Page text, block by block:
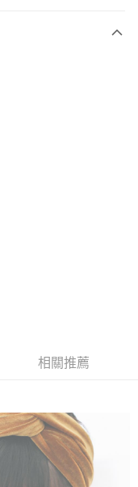
付方式。 讓您購物簡單
結帳。
連結，可透過四大超商／
易完成。
您需要取消訂單，請聯絡
面顯示為準，若有關於
請聯繫「AFTEE先享後付
之用戶狀況，依本公司即
形，本公司將視審查結果
若發現惡意使用之情形，
相關推薦